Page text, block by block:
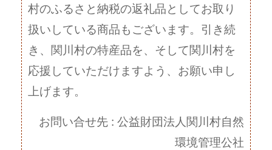
村のふるさと納税の返礼品としてお取り
扱いしている商品もございます。引き続
き、関川村の特産品を、そして関川村を
応援していただけますよう、お願い申し
上げます。
お問い合せ先 : 公益財団法人関川村自然
環境管理公社